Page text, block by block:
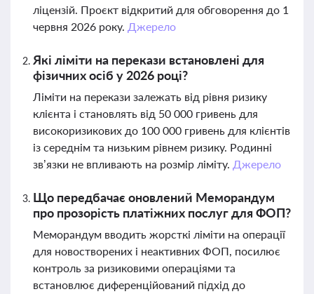
ліцензій. Проєкт відкритий для обговорення до 1
червня 2026 року. Джерело
Які ліміти на перекази встановлені для
фізичних осіб у 2026 році?
Ліміти на перекази залежать від рівня ризику
клієнта і становлять від 50 000 гривень для
високоризикових до 100 000 гривень для клієнтів
із середнім та низьким рівнем ризику. Родинні
зв’язки не впливають на розмір ліміту. Джерело
Що передбачає оновлений Меморандум
про прозорість платіжних послуг для ФОП?
Меморандум вводить жорсткі ліміти на операції
для новостворених і неактивних ФОП, посилює
контроль за ризиковими операціями та
встановлює диференційований підхід до